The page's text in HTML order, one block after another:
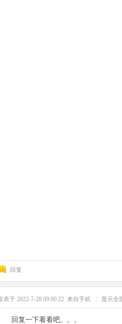
回复
表于 2022-7-28 09:00:22 来自手机 显示全
回复一下看看吧。。。